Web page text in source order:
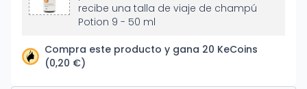
recibe una talla de viaje de champú
Potion 9 - 50 ml
Compra este producto y gana 20 KeCoins
(0,20 €)